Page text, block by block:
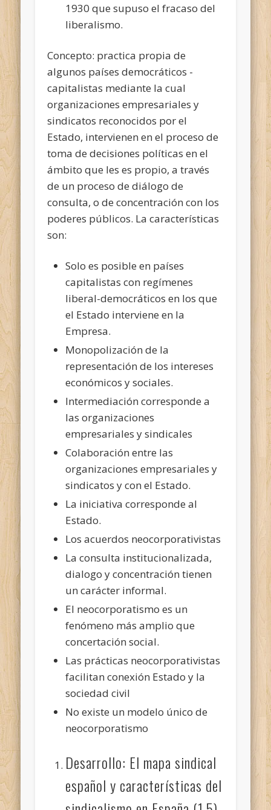
1930 que supuso el fracaso del
liberalismo.
Concepto: practica propia de
algunos países democráticos -
capitalistas mediante la cual
organizaciones empresariales y
sindicatos reconocidos por el
Estado, intervienen en el proceso de
toma de decisiones políticas en el
ámbito que les es propio, a través
de un proceso de diálogo de
consulta, o de concentración con los
poderes públicos. La características
son:
Solo es posible en países
capitalistas con regímenes
liberal-democráticos en los que
el Estado interviene en la
Empresa.
Monopolización de la
representación de los intereses
económicos y sociales.
Intermediación corresponde a
las organizaciones
empresariales y sindicales
Colaboración entre las
organizaciones empresariales y
sindicatos y con el Estado.
La iniciativa corresponde al
Estado.
Los acuerdos neocorporativistas
La consulta institucionalizada,
dialogo y concentración tienen
un carácter informal.
El neocorporatismo es un
fenómeno más amplio que
concertación social.
Las prácticas neocorporativistas
facilitan conexión Estado y la
sociedad civil
No existe un modelo único de
neocorporatismo
Desarrollo: El mapa sindical
español y características del